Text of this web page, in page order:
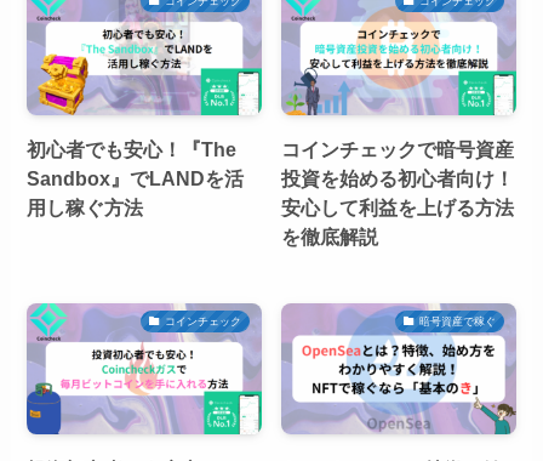
初心者でも安心！『The
Sandbox』でLANDを活
用し稼ぐ方法
コインチェックで暗号資産
投資を始める初心者向け！
安心して利益を上げる方法
を徹底解説
コインチェック 暗号資産で稼ぐ